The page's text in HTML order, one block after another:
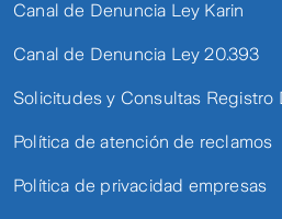
Canal de Denuncia Ley Karin
Canal de Denuncia Ley 20.393
Solicitudes y Consultas Registro
Política de atención de reclamos
Política de privacidad empresas